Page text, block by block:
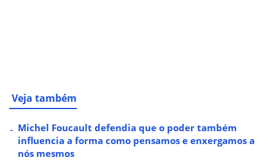
Veja também
Michel Foucault defendia que o poder também
influencia a forma como pensamos e enxergamos a
nós mesmos